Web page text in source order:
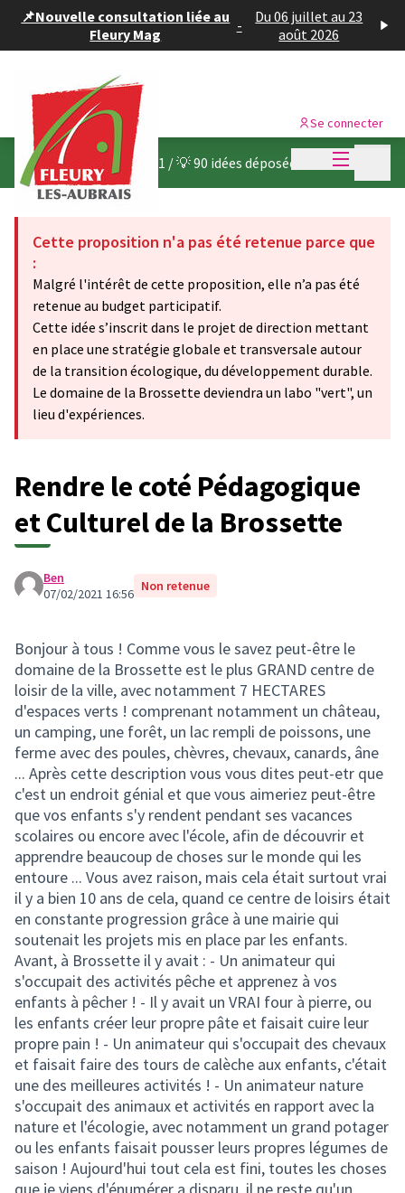
📌Nouvelle consultation liée au
Fleury Mag
-
Du 06 juillet au 23
août 2026
Menu
Se connecter
Budget participatif 2021 /💡 90 idées déposées
Cette proposition n'a pas été retenue parce que
:
Malgré l'intérêt de cette proposition, elle n’a pas été
retenue au budget participatif.
Cette idée s’inscrit dans le projet de direction mettant
en place une stratégie globale et transversale autour
de la transition écologique, du développement durable.
Le domaine de la Brossette deviendra un labo "vert", un
lieu d'expériences.
Rendre le coté Pédagogique
et Culturel de la Brossette
Ben
07/02/2021 16:56 Non retenue
Bonjour à tous ! Comme vous le savez peut-être le
domaine de la Brossette est le plus GRAND centre de
loisir de la ville, avec notamment 7 HECTARES
d'espaces verts ! comprenant notamment un château,
un camping, une forêt, un lac rempli de poissons, une
ferme avec des poules, chèvres, chevaux, canards, âne
... Après cette description vous vous dites peut-etr que
c'est un endroit génial et que vous aimeriez peut-être
que vos enfants s'y rendent pendant ses vacances
scolaires ou encore avec l'école, afin de découvrir et
apprendre beaucoup de choses sur le monde qui les
entoure ... Vous avez raison, mais cela était surtout vrai
il y a bien 10 ans de cela, quand ce centre de loisirs était
en constante progression grâce à une mairie qui
soutenait les projets mis en place par les enfants.
Avant, à Brossette il y avait : - Un animateur qui
s'occupait des activités pêche et apprenez à vos
enfants à pêcher ! - Il y avait un VRAI four à pierre, ou
les enfants créer leur propre pâte et faisait cuire leur
propre pain ! - Un animateur qui s'occupait des chevaux
et faisait faire des tours de calèche aux enfants, c'était
une des meilleures activités ! - Un animateur nature
s'occupait des animaux et activités en rapport avec la
nature et l'écologie, avec notamment un grand potager
ou les enfants faisait pousser leurs propres légumes de
saison ! Aujourd'hui tout cela est fini, toutes les choses
Panneau de gestion des cookies